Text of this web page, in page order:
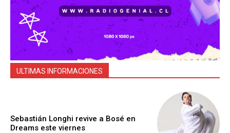
ULTIMAS INFORMACIONES
Sebastián Longhi revive a Bosé en
Dreams este viernes